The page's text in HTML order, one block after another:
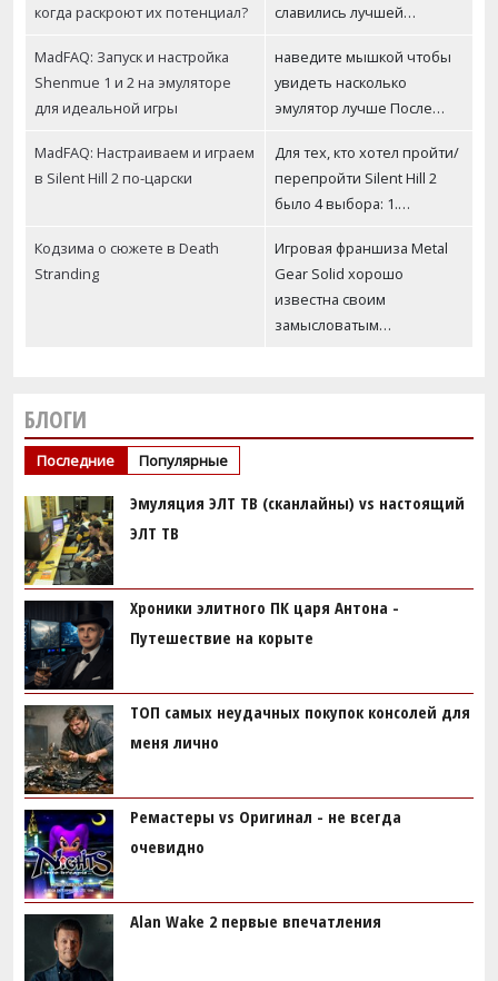
БЛОГИ
Последние Популярные
Эмуляция ЭЛТ ТВ (сканлайны) vs настоящий
ЭЛТ ТВ
Хроники элитного ПК царя Антона -
Путешествие на корыте
ТОП самых неудачных покупок консолей для
меня лично
Ремастеры vs Оригинал - не всегда
очевидно
Alan Wake 2 первые впечатления
когда раскроют их потенциал?
славились лучшей…
MadFAQ: Запуск и настройка
Shenmue 1 и 2 на эмуляторе
для идеальной игры
наведите мышкой чтобы
увидеть насколько
эмулятор лучше После…
MadFAQ: Настраиваем и играем
в Silent Hill 2 по-царски
Для тех, кто хотел пройти/
перепройти Silent Hill 2
было 4 выбора: 1.…
Кодзима о сюжете в Death
Stranding
Игровая франшиза Metal
Gear Solid хорошо
известна своим
замысловатым…